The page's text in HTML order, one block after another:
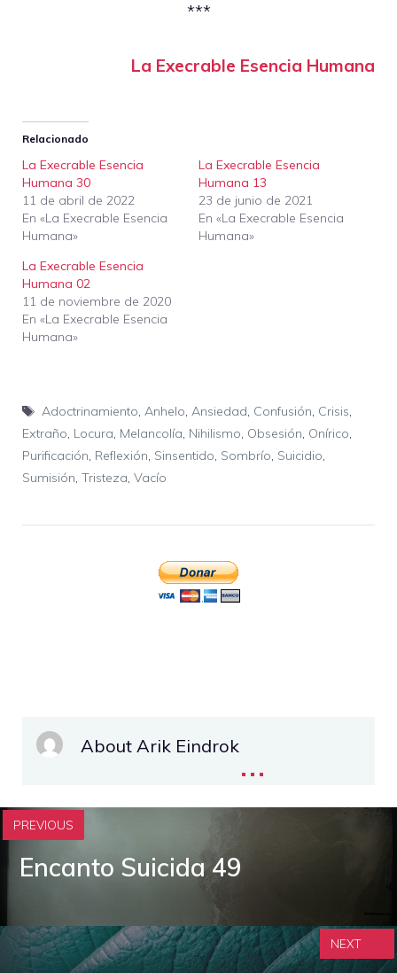
***
La Execrable Esencia Humana
Relacionado
La Execrable Esencia
Humana 30
11 de abril de 2022
En «La Execrable Esencia
Humana»
La Execrable Esencia
Humana 13
23 de junio de 2021
En «La Execrable Esencia
Humana»
La Execrable Esencia
Humana 02
11 de noviembre de 2020
En «La Execrable Esencia
Humana»
Etiquetas
Adoctrinamiento, Anhelo, Ansiedad, Confusión, Crisis,
Extraño, Locura, Melancolía, Nihilismo, Obsesión, Onírico,
Purificación, Reflexión, Sinsentido, Sombrío, Suicidio,
Sumisión, Tristeza, Vacío
About Arik Eindrok...
PREVIOUS
Encanto Suicida 49
NEXT